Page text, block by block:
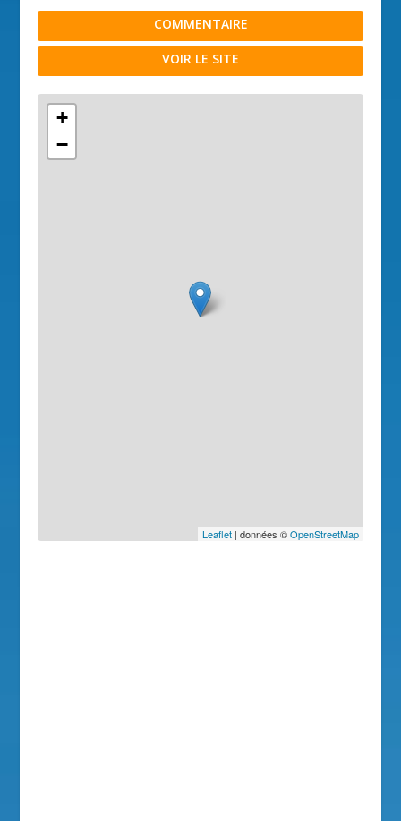
COMMENTAIRE
VOIR LE SITE
+
−
Leaflet| données ©OpenStreetMap